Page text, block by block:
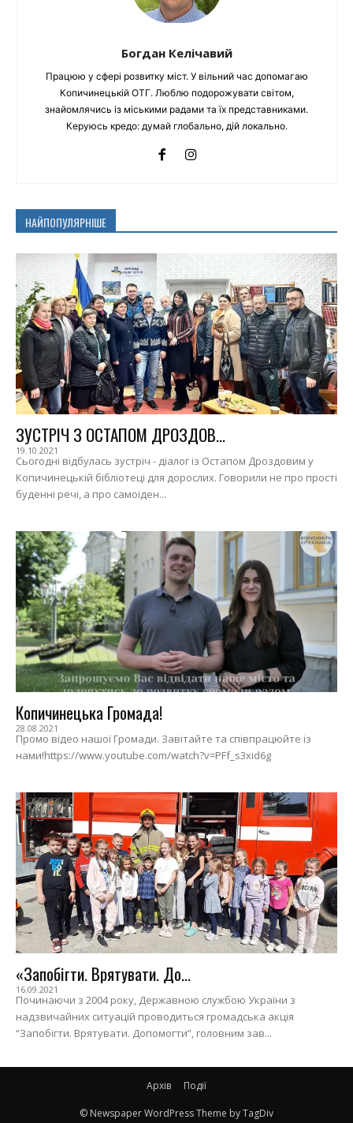
Богдан Келічавий
Працюю у сфері розвитку міст. У вільний час допомагаю
Копичинецькій ОТГ. Люблю подорожувати світом,
знайомлячись із міськими радами та їх представниками.
Керуюсь кредо: думай глобально, дій локально.
НАЙПОПУЛЯРНІШЕ
ЗУСТРІЧ З ОСТАПОМ ДРОЗДОВ...
19.10.2021
Сьогодні відбулась зустріч - діалог із Остапом Дроздовим у
Копичинецькій бібліотеці для дорослих. Говорили не про прості
буденні речі, а про самоіден...
Копичинецька Громада!
28.08.2021
Промо відео нашої Громади. Завітайте та співпрацюйте із
нами!https://www.youtube.com/watch?v=PFf_s3xid6g
«Запобігти. Врятувати. До...
16.09.2021
Починаючи з 2004 року, Державною службою України з
надзвичайних ситуацій проводиться громадська акція
“Запобігти. Врятувати. Допомогти”, головним зав...
Архів Події
© Newspaper WordPress Theme by TagDiv